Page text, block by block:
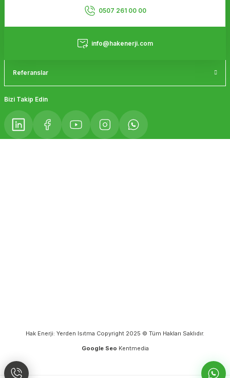
Ürün fiyatı diğer sitelerden daha pahalı.
Bu ürüne benzer farklı alternatifler olmalı.
0507 261 00 00
info@hakenerji.com
Referanslar
Bizi Takip Edin
Hak Enerji: Yerden Isıtma Copyright 2025 © Tüm Hakları Saklıdır.
Google Seo Kentmedia